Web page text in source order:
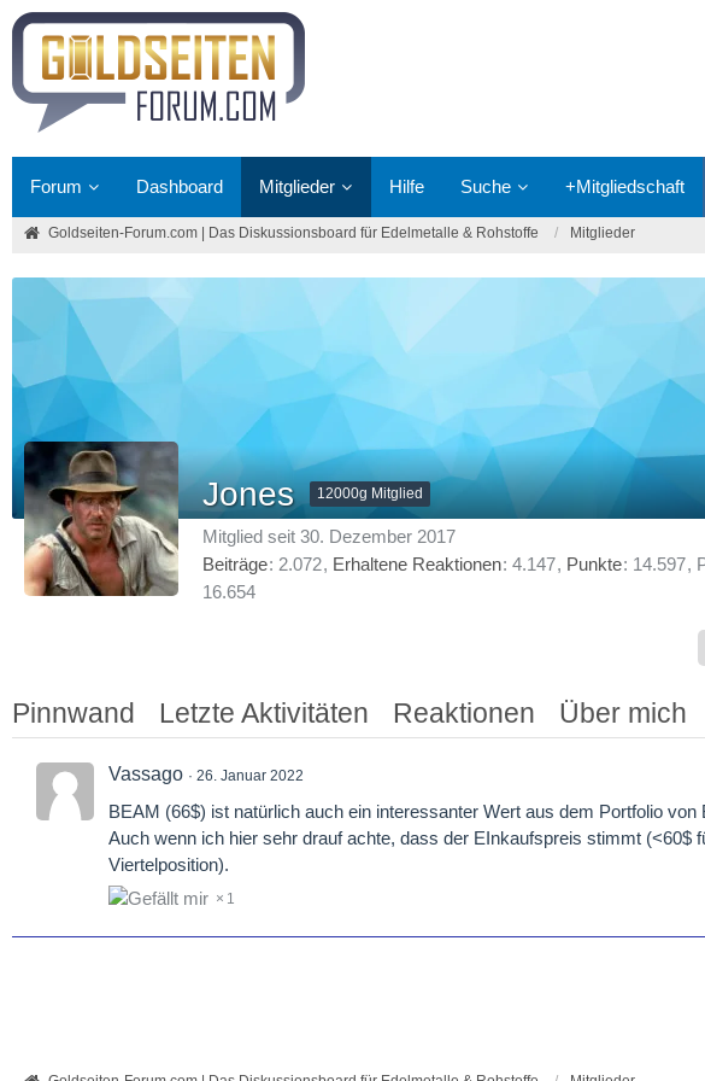
Forum Dashboard Mitglieder Hilfe Suche +Mitgliedschaft
Goldseiten-Forum.com | Das Diskussionsboard für Edelmetalle & Rohstoffe Mitglieder
Jones 12000g Mitglied
Mitglied seit 30. Dezember 2017
Beiträge 2.072 Erhaltene Reaktionen 4.147 Punkte 14.597
16.654
Pinnwand Letzte Aktivitäten Reaktionen Über mich
Vassago 26. Januar 2022
BEAM (66$) ist natürlich auch ein interessanter Wert aus dem Portfolio von
Auch wenn ich hier sehr drauf achte, dass der EInkaufspreis stimmt (<60$
Viertelposition).
1